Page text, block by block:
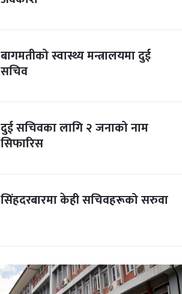
बागमतीको स्वास्थ्य मन्त्रालयमा दुई
सचिव
दुई सचिवका लागि २ जनाको नाम
सिफारिस
सिंहदरबारमा केही सचिवहरूको सरुवा